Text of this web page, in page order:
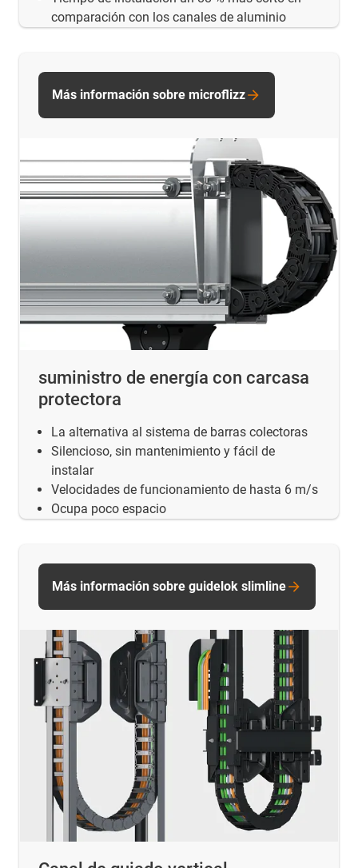
comparación con los canales de aluminio
suministro de energía con carcasa
protectora
La alternativa al sistema de barras colectoras
Silencioso, sin mantenimiento y fácil de
instalar
Velocidades de funcionamiento de hasta 6 m/s
Ocupa poco espacio
Más información sobre microflizz
Más información sobre guidelok slimline